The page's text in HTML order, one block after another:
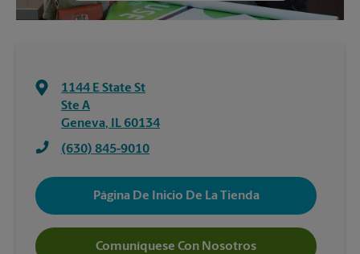
1144 E State St
Ste A
Geneva, IL 60134
(630) 845-9010
Página De Inicio De La Tienda
Comuníquese Con Nosotros